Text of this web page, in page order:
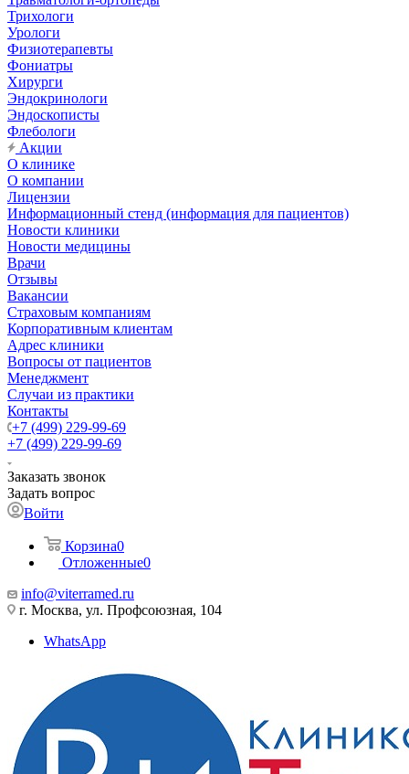
Трихологи
Урологи
Физиотерапевты
Фониатры
Хирурги
Эндокринологи
Эндоскописты
Флебологи
Акции
О клинике
О компании
Лицензии
Информационный стенд (информация для пациентов)
Новости клиники
Новости медицины
Врачи
Отзывы
Вакансии
Страховым компаниям
Корпоративным клиентам
Адрес клиники
Вопросы от пациентов
Менеджмент
Случаи из практики
Контакты
+7 (499) 229-99-69
+7 (499) 229-99-69
Заказать звонок
Задать вопрос
Войти
Корзина0
Отложенные0
info@viterramed.ru
г. Москва, ул. Профсоюзная, 104
WhatsApp